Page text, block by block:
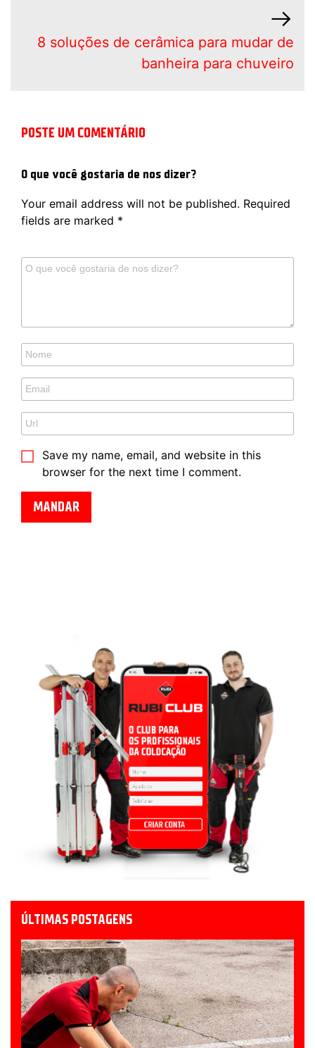
8 soluções de cerâmica para mudar de
banheira para chuveiro
POSTE UM COMENTÁRIO
O que você gostaria de nos dizer?
Your email address will not be published. Required
fields are marked *
Save my name, email, and website in this
browser for the next time I comment.
ÚLTIMAS POSTAGENS